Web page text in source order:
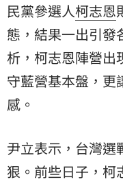
民黨參選人柯志恩
態，結果一出引發
析，柯志恩陣營出
守藍營基本盤，更
感。
尹立表示，台灣選
狠。前些日子，柯